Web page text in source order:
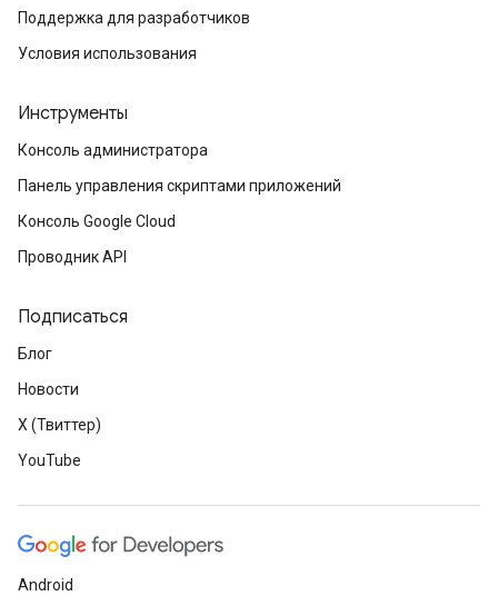
Поддержка для разработчиков
Условия использования
Инструменты
Консоль администратора
Панель управления скриптами приложений
Консоль Google Cloud
Проводник API
Подписаться
Блог
Новости
X (Твиттер)
YouTube
Android